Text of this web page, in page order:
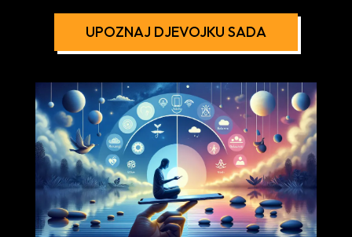
UPOZNAJ DJEVOJKU SADA